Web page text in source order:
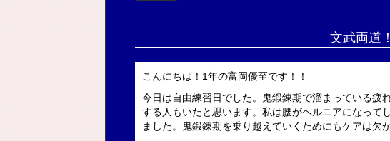
文武両道！
こんにちは！1年の富岡優至です！！
今日は自由練習日でした。鬼鍛錬期で溜まっている疲
する人もいたと思います。私は腰がヘルニアになって
ました。鬼鍛錬期を乗り越えていくためにもケアは欠